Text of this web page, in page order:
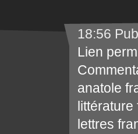
18:56
Lien
anatole
lettres